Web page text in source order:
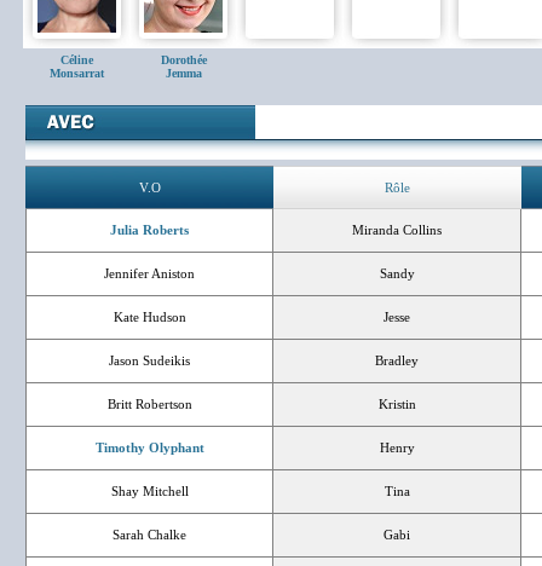
Céline
Monsarrat
Dorothée
Jemma
V.O Rôle
Julia Roberts Miranda Collins
Jennifer Aniston Sandy
Kate Hudson Jesse
Jason Sudeikis Bradley
Britt Robertson Kristin
Timothy Olyphant Henry
Shay Mitchell Tina
Sarah Chalke Gabi